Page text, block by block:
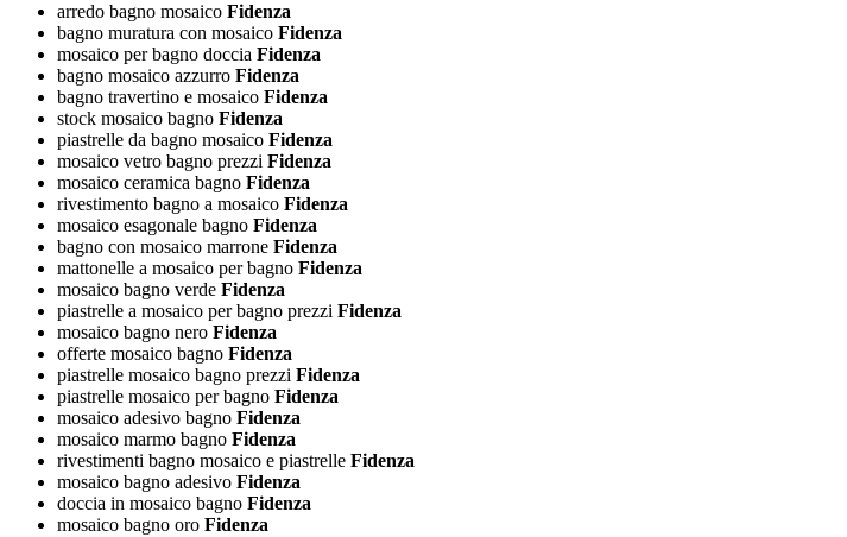
arredo bagno mosaico Fidenza
bagno muratura con mosaico Fidenza
mosaico per bagno doccia Fidenza
bagno mosaico azzurro Fidenza
bagno travertino e mosaico Fidenza
stock mosaico bagno Fidenza
piastrelle da bagno mosaico Fidenza
mosaico vetro bagno prezzi Fidenza
mosaico ceramica bagno Fidenza
rivestimento bagno a mosaico Fidenza
mosaico esagonale bagno Fidenza
bagno con mosaico marrone Fidenza
mattonelle a mosaico per bagno Fidenza
mosaico bagno verde Fidenza
piastrelle a mosaico per bagno prezzi Fidenza
mosaico bagno nero Fidenza
offerte mosaico bagno Fidenza
piastrelle mosaico bagno prezzi Fidenza
piastrelle mosaico per bagno Fidenza
mosaico adesivo bagno Fidenza
mosaico marmo bagno Fidenza
rivestimenti bagno mosaico e piastrelle Fidenza
mosaico bagno adesivo Fidenza
doccia in mosaico bagno Fidenza
mosaico bagno oro Fidenza